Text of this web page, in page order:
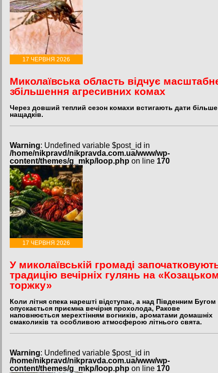
17 ЧЕРВНЯ 2026
Миколаївська область відчує
збільшення агресивних комах
Через довший теплий сезон комахи встигають дати більше
нащадків.
Warning: Undefined variable $post_id in
/home/nikpravd/nikpravda.com.ua/www/wp-
content/themes/g_mkp/loop.php on line 170
17 ЧЕРВНЯ 2026
У миколаївській громаді
традицію вечірніх гулянь на
торжку»
Коли літня спека нарешті відступає, а над Південним Бугом
опускається приємна вечірня прохолода, Ракове
наповнюється мерехтінням вогників, ароматами домашніх
смаколиків та особливою атмосферою літнього свята.
Warning: Undefined variable $post_id in
/home/nikpravd/nikpravda.com.ua/www/wp-
content/themes/g_mkp/loop.php on line 170